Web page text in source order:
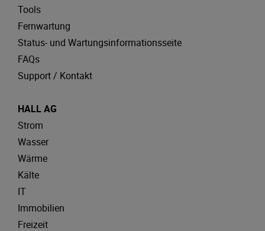
Tools
Fernwartung
Status- und Wartungsinformationsseite
FAQs
Support / Kontakt
HALL AG
Strom
Wasser
Wärme
Kälte
IT
Immobilien
Freizeit